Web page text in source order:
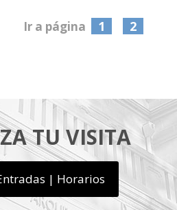
Ir a página 1 2
TU VISITA
| Horarios